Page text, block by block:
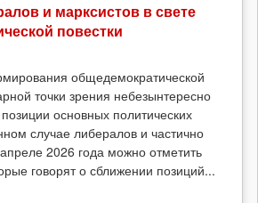
и марксистов в свете
повестки
общедемократической
точки зрения небезынтересно
основных политических
случае либералов и частично
2026 года можно отметить
говорят о сближении позиций...